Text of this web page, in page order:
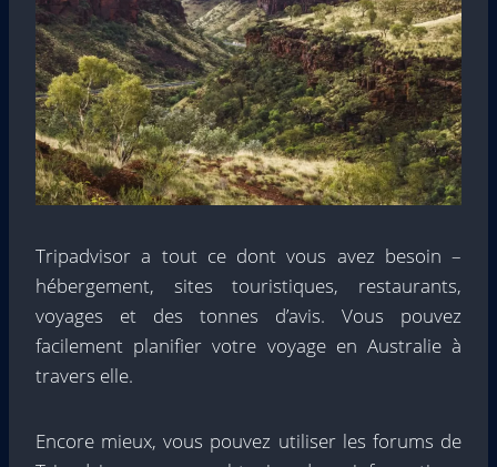
Tripadvisor a tout ce dont vous avez besoin –
hébergement, sites touristiques, restaurants,
voyages et des tonnes d’avis. Vous pouvez
facilement planifier votre voyage en Australie à
travers elle.
Encore mieux, vous pouvez utiliser les forums de